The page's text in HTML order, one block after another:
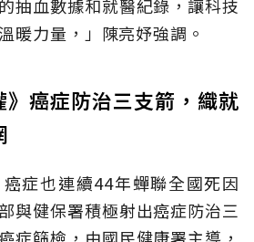
抽血數據和就醫紀錄，讓科技
暖力量，」陳亮妤強調。
癌症防治三支箭，織就
症也連續44年蟬聯全國死因
與健保署積極射出癌症防治三